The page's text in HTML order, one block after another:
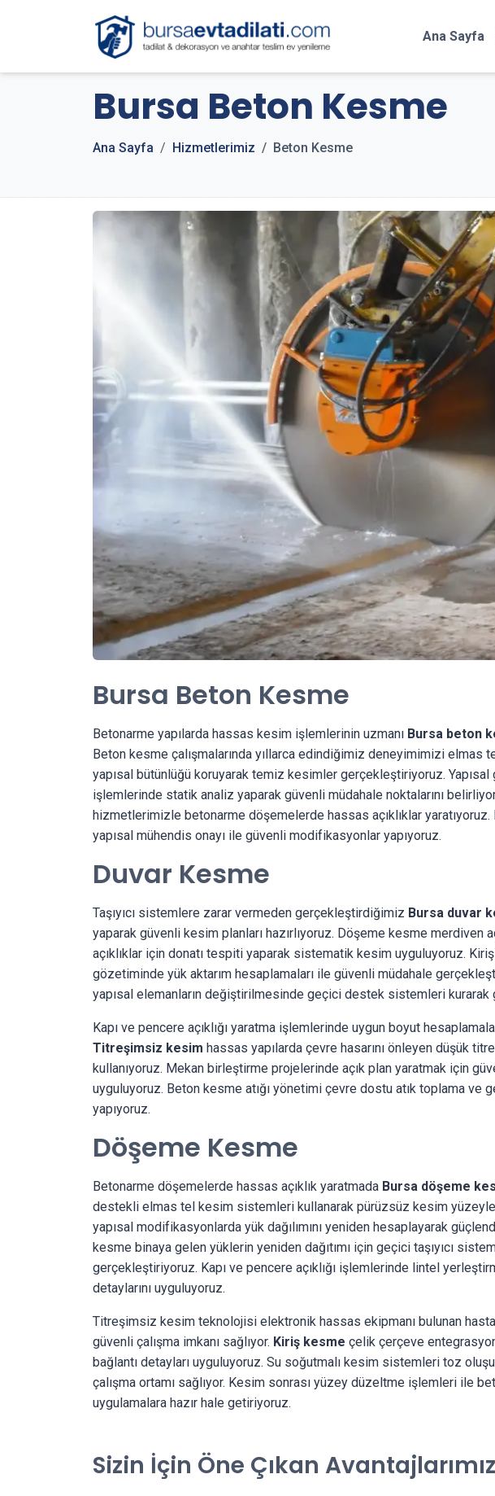
Ana Sayfa
Bursa Beton Kesme
Ana Sayfa Hizmetlerimiz Beton Kesme
Bursa Beton Kesme
Betonarme yapılarda hassas kesim işlemlerinin uzmanı Bursa beton
Beton kesme çalışmalarında yıllarca edindiğimiz deneyimimizi
yapısal bütünlüğü koruyarak temiz kesimler gerçekleştiriyoruz.
işlemlerinde statik analiz yaparak güvenli müdahale noktalarını
hizmetlerimizle betonarme döşemelerde hassas açıklıklar yaratıyoruz.
yapısal mühendis onayı ile güvenli modifikasyonlar yapıyoruz.
Duvar Kesme
Taşıyıcı sistemlere zarar vermeden gerçekleştirdiğimiz Bursa duvar
yaparak güvenli kesim planları hazırlıyoruz. Döşeme kesme merdiven
açıklıklar için donatı tespiti yaparak sistematik kesim uyguluyoruz.
gözetiminde yük aktarım hesaplamaları ile güvenli müdahale
yapısal elemanların değiştirilmesinde geçici destek sistemleri kurarak
Kapı ve pencere açıklığı yaratma işlemlerinde uygun boyut
Titreşimsiz kesim hassas yapılarda çevre hasarını önleyen düşük
kullanıyoruz. Mekan birleştirme projelerinde açık plan yaratmak için
uyguluyoruz. Beton kesme atığı yönetimi çevre dostu atık toplama ve
yapıyoruz.
Döşeme Kesme
Betonarme döşemelerde hassas açıklık yaratmada Bursa döşeme
destekli elmas tel kesim sistemleri kullanarak pürüzsüz kesim
yapısal modifikasyonlarda yük dağılımını yeniden hesaplayarak
kesme binaya gelen yüklerin yeniden dağıtımı için geçici taşıyıcı
gerçekleştiriyoruz. Kapı ve pencere açıklığı işlemlerinde lintel
detaylarını uyguluyoruz.
Titreşimsiz kesim teknolojisi elektronik hassas ekipmanı bulunan
güvenli çalışma imkanı sağlıyor. Kiriş kesme çelik çerçeve
bağlantı detayları uyguluyoruz. Su soğutmalı kesim sistemleri toz
çalışma ortamı sağlıyor. Kesim sonrası yüzey düzeltme işlemleri ile
uygulamalara hazır hale getiriyoruz.
Sizin İçin Öne Çıkan Avantajlarımız